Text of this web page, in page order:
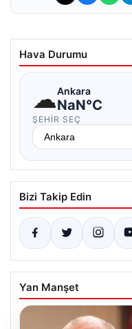
Hava Durumu
☁Ankara
NaN°C
ŞEHIR SEÇ
Bizi Takip Edin
Yan Manşet